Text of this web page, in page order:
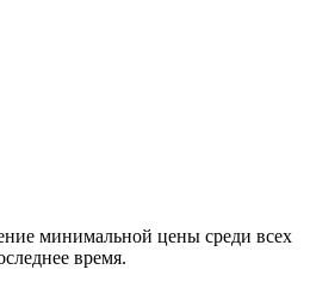
минимальной цены среди всех
время.